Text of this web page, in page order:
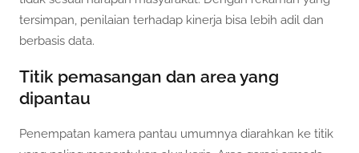
tersimpan, penilaian terhadap kinerja bisa lebih adil dan
berbasis data.
Titik pemasangan dan area yang
dipantau
Penempatan kamera pantau umumnya diarahkan ke titik